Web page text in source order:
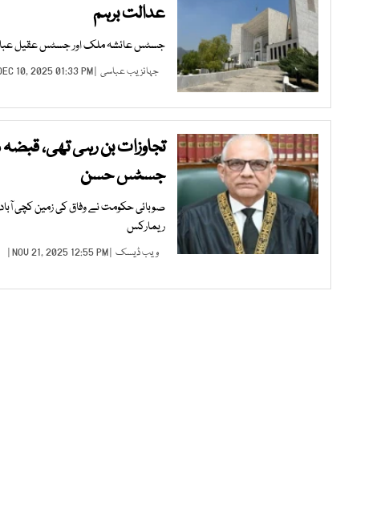
عدالت برہم
جسٹس عائشہ ملک اور جسٹس عقیل
جہانزیب عباسی | DEC 10, 2025 01:33 PM |
تجاوزات بن رہی تھی، قبضہ
جسٹس حسن
صوبائی حکومت نے وفاق کی زمین کچی
ریمارکس
ویب ڈیسک | NOV 21, 2025 12:55 PM |